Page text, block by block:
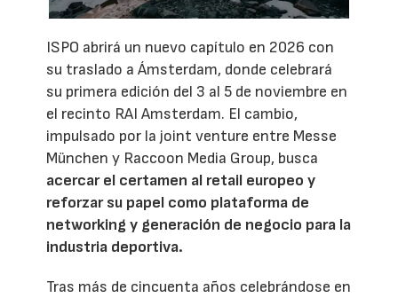
ISPO abrirá un nuevo capítulo en 2026 con
su traslado a Ámsterdam, donde celebrará
su primera edición del 3 al 5 de noviembre en
el recinto RAI Amsterdam. El cambio,
impulsado por la joint venture entre Messe
München y Raccoon Media Group, busca
acercar el certamen al retail europeo y
reforzar su papel como plataforma de
networking y generación de negocio para la
industria deportiva.
Tras más de cincuenta años celebrándose en